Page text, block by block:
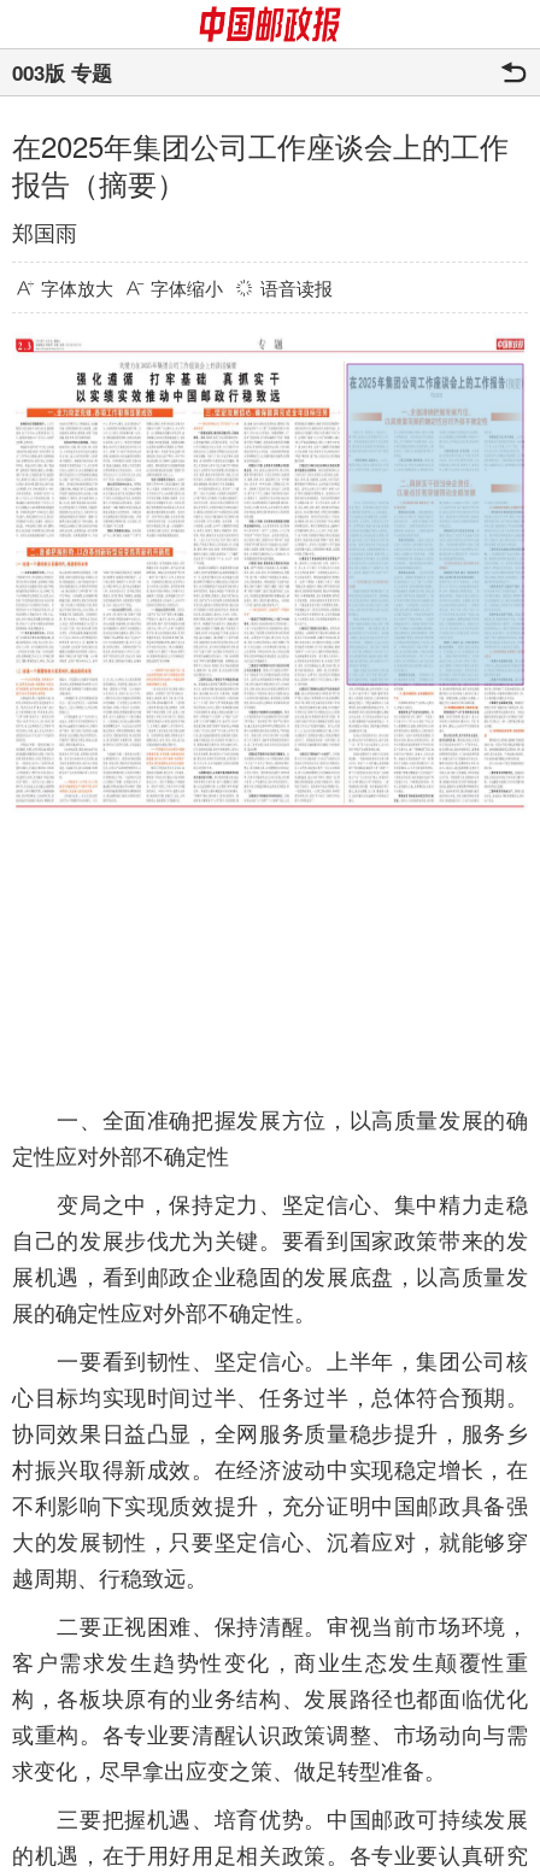
003版 专题
在2025年集团公司工作座谈会上的工作
报告（摘要）
郑国雨
字体放大 字体缩小 语音读报
一、全面准确把握发展方位，以高质量发展的确
定性应对外部不确定性
变局之中，保持定力、坚定信心、集中精力走稳
自己的发展步伐尤为关键。要看到国家政策带来的发
展机遇，看到邮政企业稳固的发展底盘，以高质量发
展的确定性应对外部不确定性。
一要看到韧性、坚定信心。上半年，集团公司核
心目标均实现时间过半、任务过半，总体符合预期。
协同效果日益凸显，全网服务质量稳步提升，服务乡
村振兴取得新成效。在经济波动中实现稳定增长，在
不利影响下实现质效提升，充分证明中国邮政具备强
大的发展韧性，只要坚定信心、沉着应对，就能够穿
越周期、行稳致远。
二要正视困难、保持清醒。审视当前市场环境，
客户需求发生趋势性变化，商业生态发生颠覆性重
构，各板块原有的业务结构、发展路径也都面临优化
或重构。各专业要清醒认识政策调整、市场动向与需
求变化，尽早拿出应变之策、做足转型准备。
三要把握机遇、培育优势。中国邮政可持续发展
的机遇，在于用好用足相关政策。各专业要认真研究